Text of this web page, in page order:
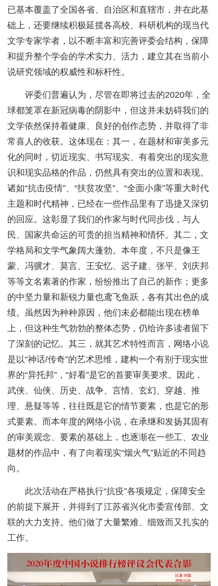
已基本覆盖了全国各省、自治区和直辖市，并在此基
础上，还要继续积极延揽各高校、科研机构的现当代
文学专家学者，以不断丰富和完善评委会结构，保障
和提升整个学会的学术实力、活力，建立其在当前小
说研究领域的权威性和标杆性。
评委们普遍认为，尽管在即将过去的2020年，全
球都笼罩在新冠病毒的阴影中，但这并未妨碍我们的
文学依然保持着健康、良好的创作态势，并取得了非
常喜人的收获。这体现在：其一，在题材和审美多元
化的同时，切近现实、书写现实、有着突出的现实意
识和现实品格的作品，仍然具有突出的位置和表现。
诸如“抗击疫情”、“扶贫攻坚”、“全面小康”等重大时代
主题和时代精神，已经在一些作品里有了迅捷又深切
的回应。这彰显了我们的作家与时代同步伐，与人
民、国家共命运的可贵的担当精神和情怀。其二，文
学格局和文学气象阔大蓬勃。本年度，不只是像王
蒙、冯骥才、莫言、王安忆、迟子建、张平、刘庆邦
等等文名素著的作家，纷纷推出了自己的新作；更多
的中坚力量和新锐力量也鸢飞鱼跃，各有其出色的成
绩。虽然因为种种原因，他们未必都能出现在榜单
上，但这种生气勃勃的整体态势，仍给许多读者留下
了深刻的记忆。其三，就其艺术特性而言，网络小说
是以“神话/传奇”的艺术思维，建构一个有别于现实世
界的“异托邦”，“好看”是它的首要审美要求。因此，
武侠、仙侠、历史、战争、言情、玄幻、穿越、推
理、悬疑等等，往往既是它的情节要素，也是它的形
式要素。而本年度的网络小说，在承继和发扬其固有
的审美观念、要素的基础上，也逐渐在一些工、农业
题材的作品中，有了向着现实“烟火气”贴近的不同趋
向。
此次活动在严格执行“抗疫”各项规定，保障安全
的前提下展开，并得到了江苏省兴化市委宣传部、文
联的大力支持。他们做了大量繁难、细致而又扎实的
工作。